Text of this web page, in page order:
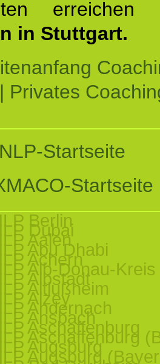
in Stuttgart.
Privates
Startseite
Startseite
Berlin
Dubai
Aalen
Abu Dhabi
Achern
Alb-Donau-Kreis
Albstadt
Altlußheim
Alzey
Andernach
Ansbach
Aschaffenburg
Aschaffenburg
Augsburg
Augsburg